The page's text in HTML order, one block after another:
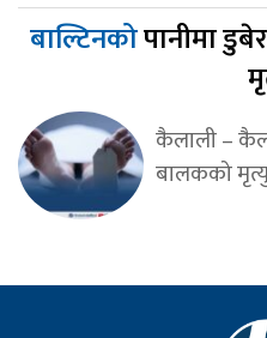
बाल्टिनकोपानीमा
कैलाली –
बालकको